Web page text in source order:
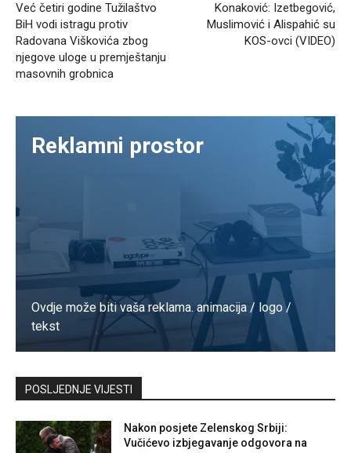
Već četiri godine Tužilaštvo
BiH vodi istragu protiv
Radovana Viškovića zbog
njegove uloge u premještanju
masovnih grobnica
Konaković: Izetbegović,
Muslimović i Alispahić su
KOS-ovci (VIDEO)
Reklamni prostor
Ovdje može biti vaša reklama. animacija / logo /
tekst
Kontaktirajte nas
POSLJEDNJE VIJESTI
Nakon posjete Zelenskog Srbiji:
Vučićevo izbjegavanje odgovora na